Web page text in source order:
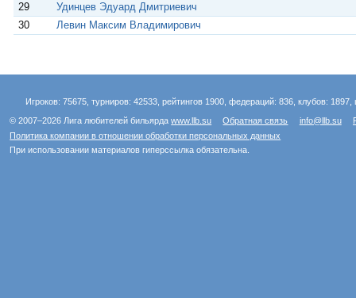
29
Удинцев Эдуард Дмитриевич
30
Левин Максим Владимирович
Игроков: 75675, турниров: 42533, рейтингов 1900, федераций: 836, клубов:
© 2007–2026 Лига любителей бильярдаwww.llb.su Обратная связь info@llb.su
Политика компании в отношении обработки персональных данных
При использовании материалов гиперссылка обязательна.